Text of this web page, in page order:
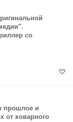
со
прошлое и
от коварного